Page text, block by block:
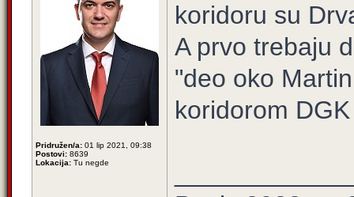
Pridružen/a: 01 lip 2021, 09:38
Postovi: 8639
Lokacija: Tu negde
koridoru su
A prvo trebaju
"deo oko
koridorom DGK